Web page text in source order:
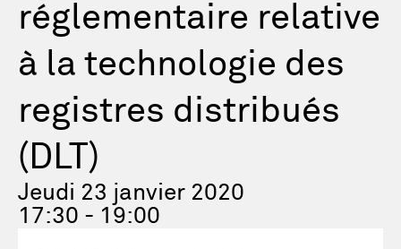
réglementaire relative
à la technologie des
registres distribués
(DLT)
Jeudi 23 janvier 2020
17:30 - 19:00